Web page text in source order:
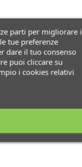
parti per migliorare i
tue preferenze
dare il tuo consenso
puoi cliccare su
i cookies relativi